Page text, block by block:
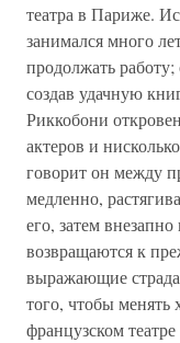
театра в Париже.
занимался много
продолжать
создав удачную
Риккобони
актеров и
говорит он между
медленно,
его, затем
возвращаются к
выражающие
того, чтобы
французском